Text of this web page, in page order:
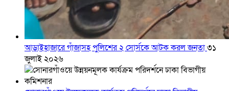
আড়াইহাজারে গাঁজাসহ পুলিশের ২ সোর্সকে আটক করল জনতা৩১
জুলাই ২০২৬